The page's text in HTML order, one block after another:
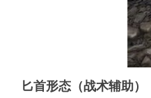
匕首形态（战术辅助）